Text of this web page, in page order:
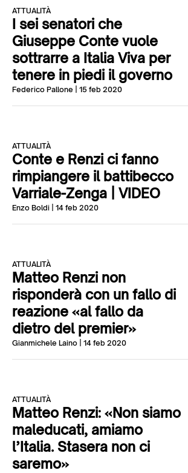
ATTUALITÀ
I sei senatori che
Giuseppe Conte vuole
sottrarre a Italia Viva per
tenere in piedi il governo
Federico Pallone | 15 feb 2020
ATTUALITÀ
Conte e Renzi ci fanno
rimpiangere il battibecco
Varriale-Zenga | VIDEO
Enzo Boldi | 14 feb 2020
ATTUALITÀ
Matteo Renzi non
risponderà con un fallo di
reazione «al fallo da
dietro del premier»
Gianmichele Laino | 14 feb 2020
ATTUALITÀ
Matteo Renzi: «Non siamo
maleducati, amiamo
l’Italia. Stasera non ci
saremo»